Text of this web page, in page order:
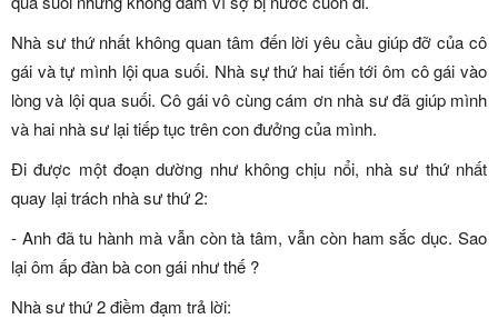
Nhà sư thứ nhất không quan tâm đến lời yêu cầu giúp đỡ của cô
gái và tự mình lội qua suối. Nhà sự thứ hai tiến tới ôm cô gái vào
lòng và lội qua suối. Cô gái vô cùng cám ơn nhà sư đã giúp mình
và hai nhà sư lại tiếp tục trên con đưởng của mình.
Đi được một đoạn dường như không chịu nổi, nhà sư thứ nhất
quay lại trách nhà sư thứ 2:
- Anh đã tu hành mà vẫn còn tà tâm, vẫn còn ham sắc dục. Sao
lại ôm ấp đàn bà con gái như thế ?
Nhà sư thứ 2 điềm đạm trả lời: